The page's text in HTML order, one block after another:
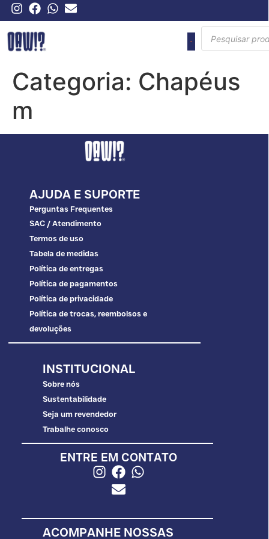
Categoria: Chapéus
m
AJUDA E SUPORTE
Perguntas Frequentes
SAC / Atendimento
Termos de uso
Tabela de medidas
Política de entregas
Política de pagamentos
Política de privacidade
Política de trocas, reembolsos e
devoluções
INSTITUCIONAL
Sobre nós
Sustentabilidade
Seja um revendedor
Trabalhe conosco
ENTRE EM CONTATO
ACOMPANHE NOSSAS